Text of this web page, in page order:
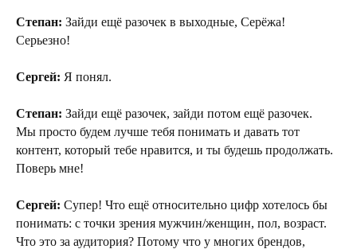
Степан: Зайди ещё разочек в выходные, Серёжа!
Серьезно!
Сергей: Я понял.
Степан: Зайди ещё разочек, зайди потом ещё разочек.
Мы просто будем лучше тебя понимать и давать тот
контент, который тебе нравится, и ты будешь продолжать.
Поверь мне!
Сергей: Супер! Что ещё относительно цифр хотелось бы
понимать: с точки зрения мужчин/женщин, пол, возраст.
Что это за аудитория? Потому что у многих брендов,